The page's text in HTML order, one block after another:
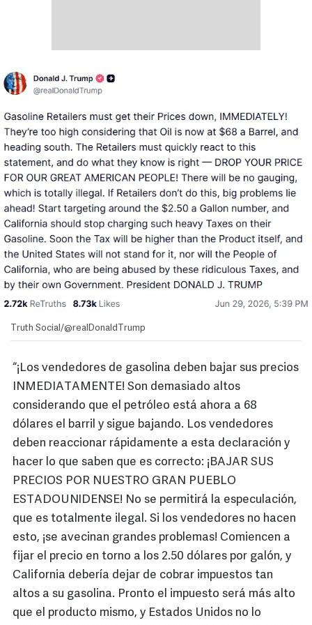
Truth Social/@realDonaldTrump
“¡Los vendedores de gasolina deben bajar sus precios
INMEDIATAMENTE! Son demasiado altos
considerando que el petróleo está ahora a 68
dólares el barril y sigue bajando. Los vendedores
deben reaccionar rápidamente a esta declaración y
hacer lo que saben que es correcto: ¡BAJAR SUS
PRECIOS POR NUESTRO GRAN PUEBLO
ESTADOUNIDENSE! No se permitirá la especulación,
que es totalmente ilegal. Si los vendedores no hacen
esto, ¡se avecinan grandes problemas! Comiencen a
fijar el precio en torno a los 2.50 dólares por galón, y
California debería dejar de cobrar impuestos tan
altos a su gasolina. Pronto el impuesto será más alto
que el producto mismo, y Estados Unidos no lo